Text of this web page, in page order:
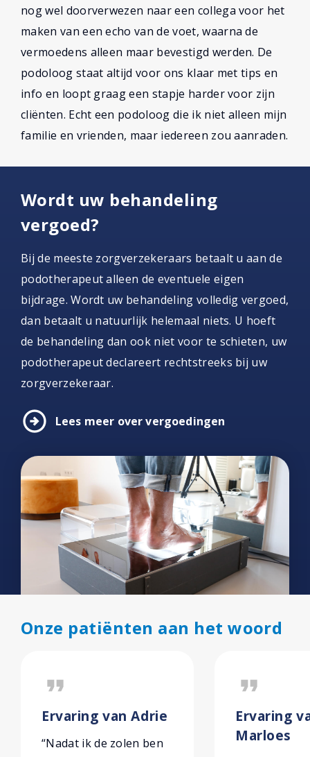
nog wel doorverwezen naar een collega voor het
maken van een echo van de voet, waarna de
vermoedens alleen maar bevestigd werden. De
podoloog staat altijd voor ons klaar met tips en
info en loopt graag een stapje harder voor zijn
cliënten. Echt een podoloog die ik niet alleen mijn
familie en vrienden, maar iedereen zou aanraden.
Wordt uw behandeling
vergoed?
Bij de meeste zorgverzekeraars betaalt u aan de
podotherapeut alleen de eventuele eigen
bijdrage. Wordt uw behandeling volledig vergoed,
dan betaalt u natuurlijk helemaal niets. U hoeft
de behandeling dan ook niet voor te schieten, uw
podotherapeut declareert rechtstreeks bij uw
zorgverzekeraar.
arrow_circle_right Lees meer over vergoedingen
Onze patiënten aan het woord
format_quote
Ervaring van Adrie
“Nadat ik de zolen ben
format_quote
Ervaring
Marloes